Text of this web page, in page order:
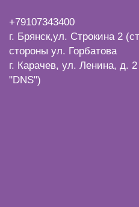
+79107343400
г. Брянск,ул. Строкина 2
стороны ул. Горбатова
г. Карачев, ул. Ленина, д.
"DNS")